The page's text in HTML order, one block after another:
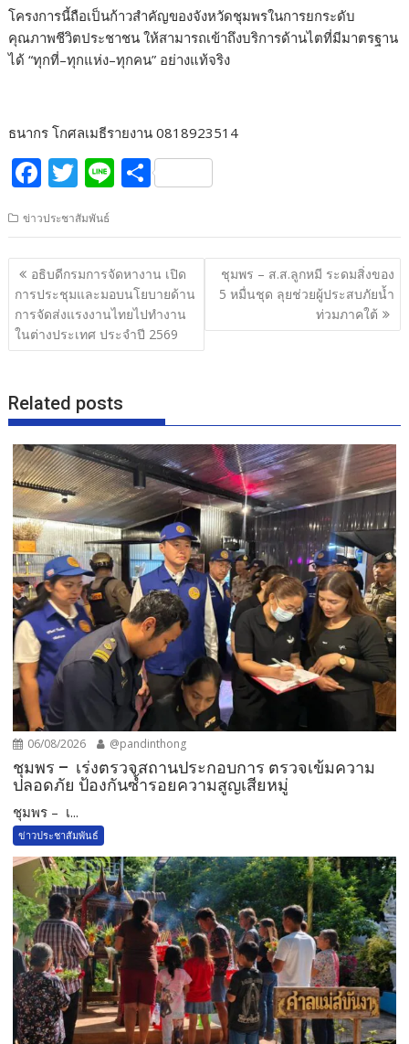
โครงการนี้ถือเป็นก้าวสำคัญของจังหวัดชุมพรในการยกระดับ
คุณภาพชีวิตประชาชน ให้สามารถเข้าถึงบริการด้านไตที่มีมาตรฐาน
ได้ “ทุกที่–ทุกแห่ง–ทุกคน” อย่างแท้จริง
ธนากร โกศลเมธีรายงาน 0818923514
F
e
b
o
o
k
T
itt
er
Li
e
S
ar
e
ข่าวประชาสัมพันธ์
แนะแนว
เรื่อง
อธิบดีกรมการจัดหางาน เปิด
การประชุมและมอบนโยบายด้าน
การจัดส่งแรงงานไทยไปทำงาน
ในต่างประเทศ ประจำปี 2569
ชุมพร – ส.ส.ลูกหมี ระดมสิ่งของ
5 หมื่นชุด ลุยช่วยผู้ประสบภัยน้ำ
ท่วมภาคใต้
Related posts
06/08/2026 @pandinthong
ชุมพร – เร่งตรวจสถานประกอบการ ตรวจเข้มความ
ปลอดภัย ป้องกันซ้ำรอยความสูญเสียหมู่
ชุมพร – เ...
ข่าวประชาสัมพันธ์